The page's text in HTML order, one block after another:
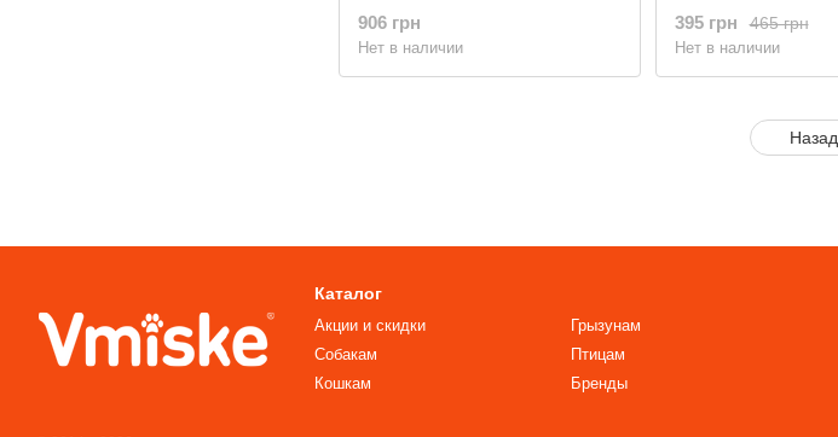
906 грн
Нет в наличии
465 грн
395 грн
Нет в наличии
Назад
Каталог
Акции и скидки
Собакам
Кошкам
Грызунам
Птицам
Бренды